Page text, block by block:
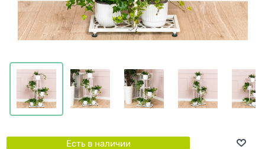
Есть в наличии